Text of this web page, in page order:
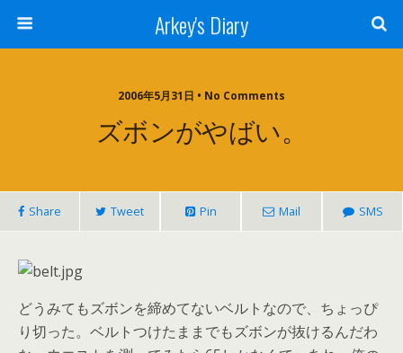
Arkey's Diary
2006年5月31日 • No Comments
ズボンがやばい。
Share Tweet Pin Mail SMS
どうみてもズボンを締めてないベルトなので、ちょっぴ
り切った。ベルトつけたままでもズボンが抜けるんだわ